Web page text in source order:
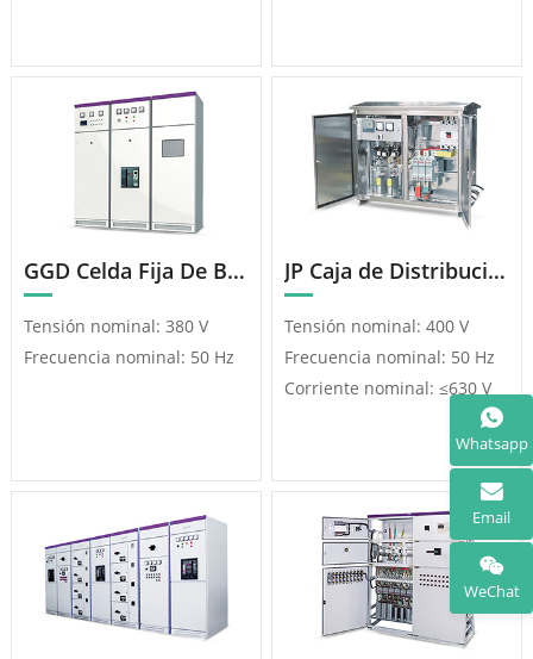
GGD Celda Fija De Baja Tensión CA
Tensión nominal: 380 V
Frecuencia nominal: 50 Hz
JP Caja de Distribución Integrada (Compensación/Control/Iluminación de Terminales)
Tensión nominal: 400 V
Frecuencia nominal: 50 Hz
Corriente nominal: ≤630 V
Whatsapp
Email
WeChat